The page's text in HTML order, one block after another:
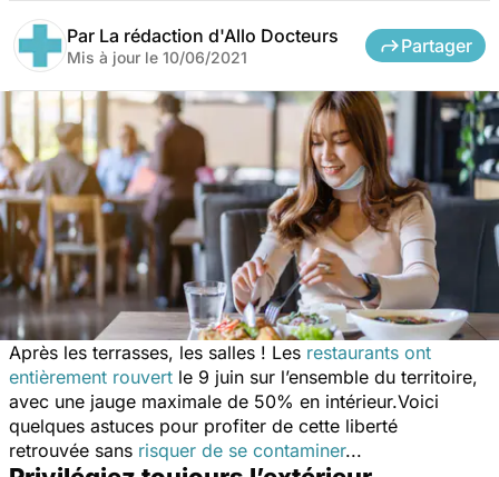
Par La rédaction d'Allo Docteurs
Mis à jour le 10/06/2021
Partager
Après les terrasses, les salles ! Les restaurants ont
entièrement rouvert le 9 juin sur l’ensemble du territoire,
avec une jauge maximale de 50% en intérieur.Voici
quelques astuces pour profiter de cette liberté
retrouvée sans risquer de se contaminer...